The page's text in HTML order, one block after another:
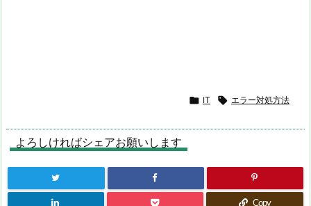
 IT  エラー対処方法
よろしければシェアお願いします
Copy